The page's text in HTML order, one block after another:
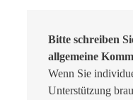
Bitte schreiben
allgemeine
Wenn Sie
Unterstützung